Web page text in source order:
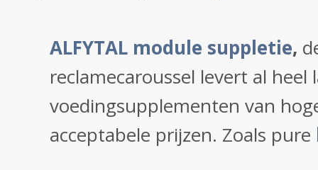
ALFYTAL module suppletie,
reclamecaroussel levert al heel
voedingsupplementen van
acceptabele prijzen. Zoals pure